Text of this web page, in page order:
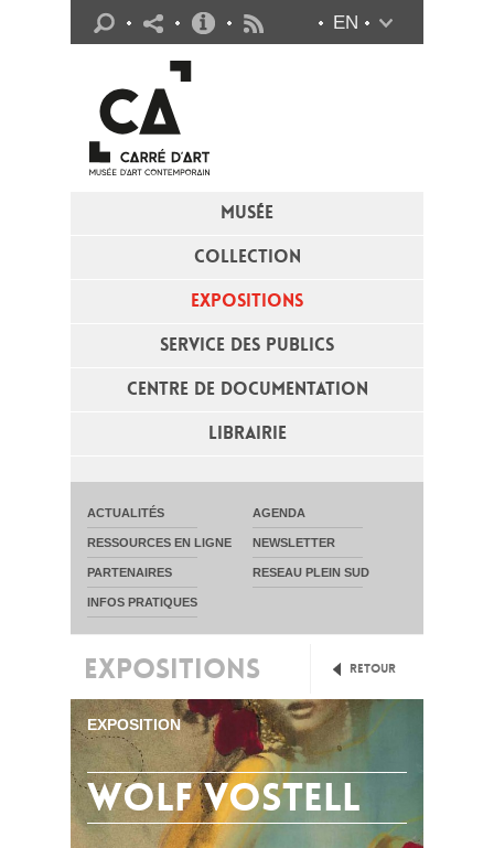
MUSÉE
COLLECTION
EXPOSITIONS
SERVICE DES PUBLICS
CENTRE DE DOCUMENTATION
LIBRAIRIE
EN
ACTUALITÉS AGENDA
RESSOURCES EN LIGNE NEWSLETTER
PARTENAIRES RESEAU PLEIN SUD
INFOS PRATIQUES
Infos pratiques
EXPOSITIONS Retour
EXPOSITION
wolf vostell